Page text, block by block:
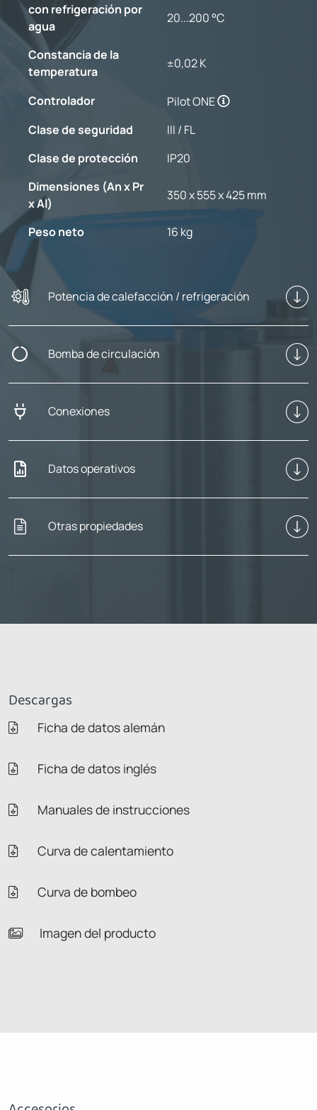
con refrigeración por
agua
20...200 °C
Constancia de la
temperatura
±0,02 K
Controlador
Pilot ONE
Clase de seguridad
III / FL
Clase de protección
IP20
Dimensiones (An x Pr
x Al)
350 x 555 x 425 mm
Peso neto 16 kg
Potencia de calefacción / refrigeración
Bomba de circulación
Conexiones
Datos operativos
Otras propiedades
Descargas
Ficha de datos alemán
Ficha de datos inglés
Manuales de instrucciones
Curva de calentamiento
Curva de bombeo
Imagen del producto